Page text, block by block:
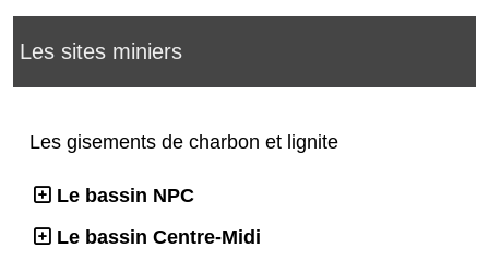
Les sites miniers
Les gisements de charbon et lignite
Le bassin NPC
Le bassin Centre-Midi